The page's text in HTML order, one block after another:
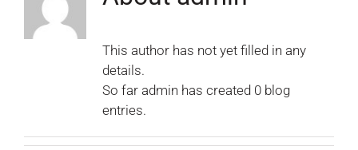
This author has not yet filled in any
details.
So far admin has created 0 blog
entries.